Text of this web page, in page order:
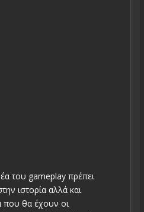
του gameplay πρέπει
ιστορία αλλά και
που θα έχουν οι